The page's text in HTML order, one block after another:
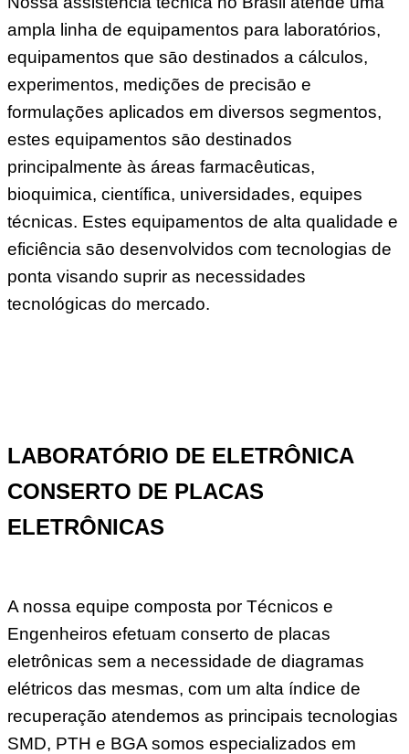
ampla linha de equipamentos para laboratórios,
equipamentos que sāo destinados a cálculos,
experimentos, medições de precisāo e
formulações aplicados em diversos segmentos,
estes equipamentos sāo destinados
principalmente às áreas farmacêuticas,
bioquimica, científica, universidades, equipes
técnicas. Estes equipamentos de alta qualidade e
eficiência sāo desenvolvidos com tecnologias de
ponta visando suprir as necessidades
tecnológicas do mercado.
LABORATÓRIO DE ELETRÔNICA
CONSERTO DE PLACAS
ELETRÔNICAS
A nossa equipe composta por Técnicos e
Engenheiros efetuam conserto de placas
eletrônicas sem a necessidade de diagramas
elétricos das mesmas, com um alta índice de
recuperação atendemos as principais tecnologias
SMD, PTH e BGA somos especializados em